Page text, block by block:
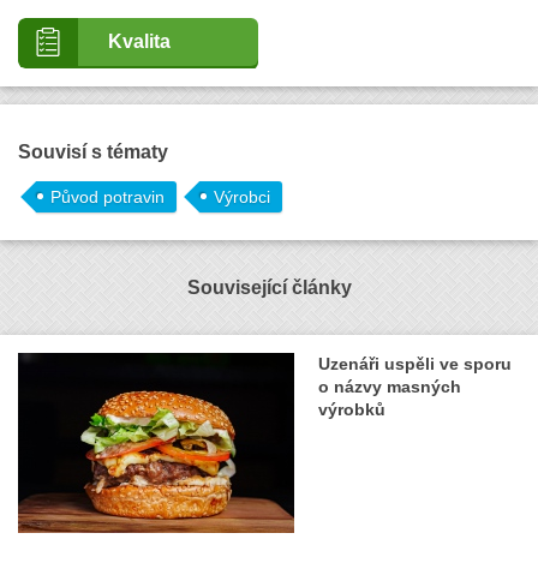
Kvalita
Souvisí s tématy
Původ potravin Výrobci
Související články
Uzenáři uspěli ve sporu
o názvy masných
výrobků